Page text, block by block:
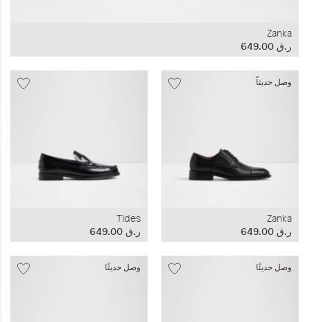
Zanka
ر.ق‏ 649.00
وصل حديثاً
Zanka
ر.ق‏ 649.00
Tides
ر.ق‏ 649.00
وصل حديثًا وصل حديثًا